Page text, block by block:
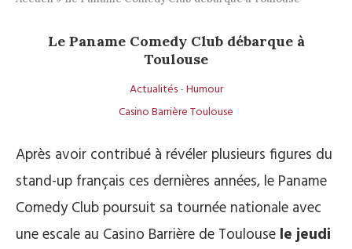
Le Paname Comedy Club débarque à
Toulouse
Actualités-Humour
Casino Barrière Toulouse
Après avoir contribué à révéler plusieurs figures du
stand-up français ces dernières années, le Paname
Comedy Club poursuit sa tournée nationale avec
une escale au Casino Barrière de Toulouse le jeudi